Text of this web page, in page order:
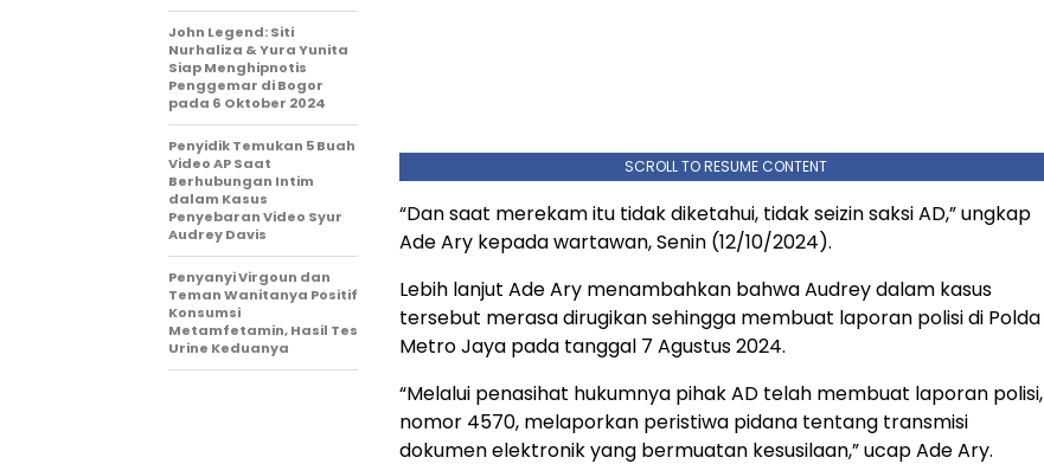
SCROLL TO RESUME CONTENT
“Dan saat merekam itu tidak diketahui, tidak seizin saksi AD,” ungkap
Ade Ary kepada wartawan, Senin (12/10/2024).
Lebih lanjut Ade Ary menambahkan bahwa Audrey dalam kasus
tersebut merasa dirugikan sehingga membuat laporan polisi di Polda
Metro Jaya pada tanggal 7 Agustus 2024.
“Melalui penasihat hukumnya pihak AD telah membuat laporan polisi,
nomor 4570, melaporkan peristiwa pidana tentang transmisi
dokumen elektronik yang bermuatan kesusilaan,” ucap Ade Ary.
John Legend: Siti
Nurhaliza & Yura Yunita
Siap Menghipnotis
Penggemar di Bogor
pada 6 Oktober 2024
Penyidik Temukan 5 Buah
Video AP Saat
Berhubungan Intim
dalam Kasus
Penyebaran Video Syur
Audrey Davis
Penyanyi Virgoun dan
Teman Wanitanya Positif
Konsumsi
Metamfetamin, Hasil Tes
Urine Keduanya